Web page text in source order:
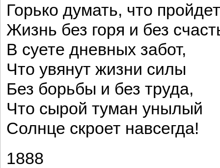
Горько думать, что пройдет
Жизнь без горя и без
В суете дневных забот,
Что увянут жизни силы
Без борьбы и без труда,
Что сырой туман унылый
Солнце скроет навсегда!
1888